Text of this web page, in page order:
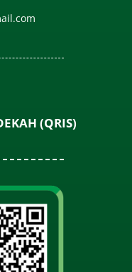
(QRIS)